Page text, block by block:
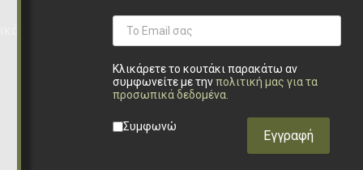
Κλικάρετε το κουτάκι παρακάτω αν
συμφωνείτε με τηνπολιτική μας για τα
προσωπικά δεδομένα.
Privacy checkbox
Συμφωνώ
Εγγραφή